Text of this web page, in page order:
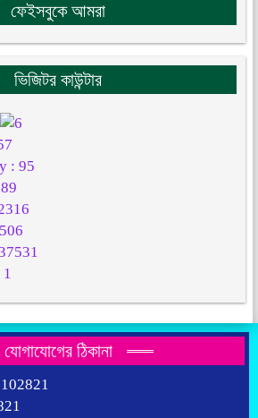
ফেইসবুকে আমরা
ভিজিটর কাউন্টার
: 95
1
যোগাযোগের ঠিকানা
102821